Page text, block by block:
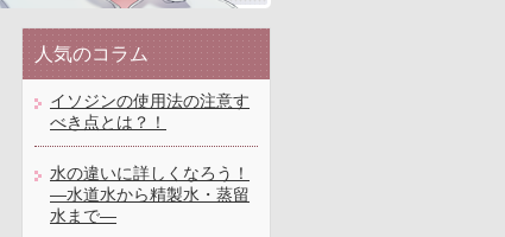
人気のコラム
イソジンの使用法の注意す
べき点とは？！
水の違いに詳しくなろう！
―水道水から精製水・蒸留
水まで―